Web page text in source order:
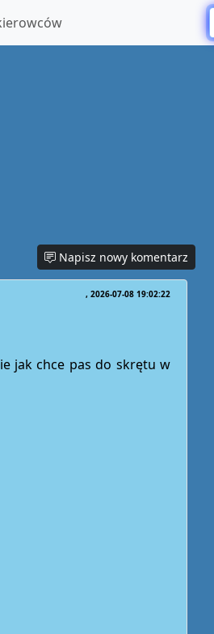
Napisz nowy komentarz
2026-07-08 19:02:22
jak chce pas do skrętu w